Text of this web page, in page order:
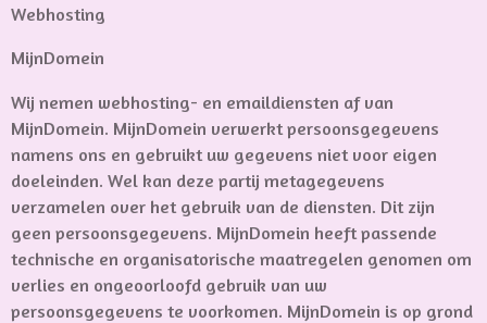
Webhosting
MijnDomein
Wij nemen webhosting- en emaildiensten af van
MijnDomein. MijnDomein verwerkt persoonsgegevens
namens ons en gebruikt uw gegevens niet voor eigen
doeleinden. Wel kan deze partij metagegevens
verzamelen over het gebruik van de diensten. Dit zijn
geen persoonsgegevens. MijnDomein heeft passende
technische en organisatorische maatregelen genomen om
verlies en ongeoorloofd gebruik van uw
persoonsgegevens te voorkomen. MijnDomein is op grond